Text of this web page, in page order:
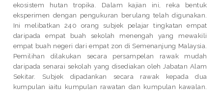
ekosistem hutan tropika. Dalam kajian ini, reka bentuk
eksperimen dengan pengukuran berulang telah digunakan.
Ini melibatkan 240 orang subjek pelajar tingkatan empat
daripada empat buah sekolah menengah yang mewakili
empat buah negeri dari empat zon di Semenanjung Malaysia.
Pemilihan dilakukan secara persampelan rawak mudah
daripada senarai sekolah yang disediakan oleh Jabatan Alam
Sekitar. Subjek dipadankan secara rawak kepada dua
kumpulan iaitu kumpulan rawatan dan kumpulan kawalan.